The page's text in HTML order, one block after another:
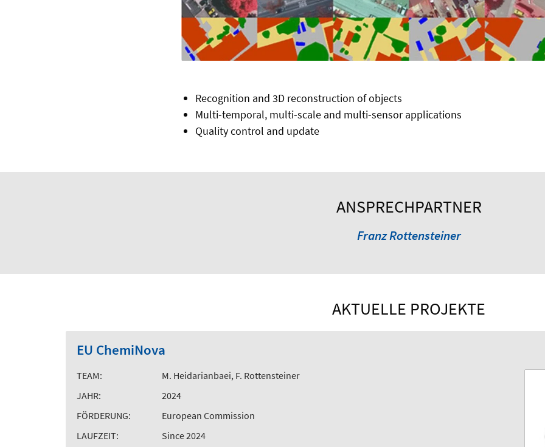
Recognition and 3D reconstruction of objects
Multi-temporal, multi-scale and multi-sensor applications
Quality control and update
ANSPRECHPARTNER
Franz Rottensteiner
AKTUELLE PROJEKTE
EU ChemiNova
TEAM:
M. Heidarianbaei, F. Rottensteiner
JAHR:
2024
FÖRDERUNG:
European Commission
LAUFZEIT:
Since 2024